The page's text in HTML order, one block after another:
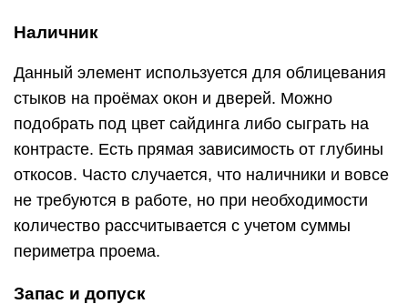
Наличник
Данный элемент используется для облицевания
стыков на проёмах окон и дверей. Можно
подобрать под цвет сайдинга либо сыграть на
контрасте. Есть прямая зависимость от глубины
откосов. Часто случается, что наличники и вовсе
не требуются в работе, но при необходимости
количество рассчитывается с учетом суммы
периметра проема.
Запас и допуск